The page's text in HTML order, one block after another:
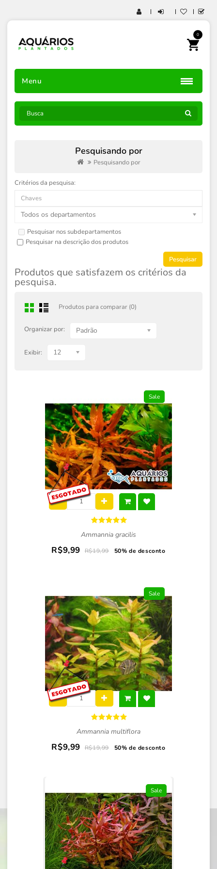
0
Menu
Pesquisando por
Pesquisando por
Critérios da pesquisa:
Todos os departamentos
Pesquisar nos subdepartamentos
Pesquisar na descrição dos produtos
Produtos que satisfazem os critérios da
pesquisa.
Produtos para comparar (0)
Organizar por: Padrão
Exibir: 12
Sale
Ammannia gracilis
R$9,99 R$19,99 50% de desconto
Sale
Ammannia multiflora
R$9,99 R$19,99 50% de desconto
Sale